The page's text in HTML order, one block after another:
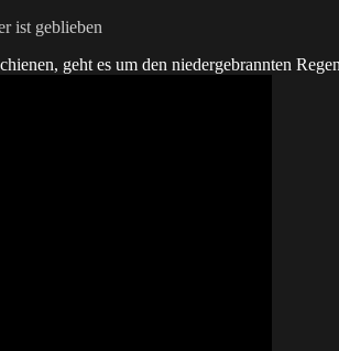
ist geblieben
geht es um den niedergebrannten